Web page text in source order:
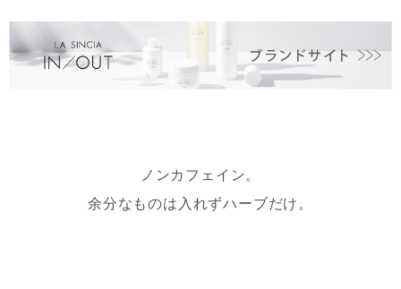
ノンカフェイン。
余分なものは入れずハーブだけ。